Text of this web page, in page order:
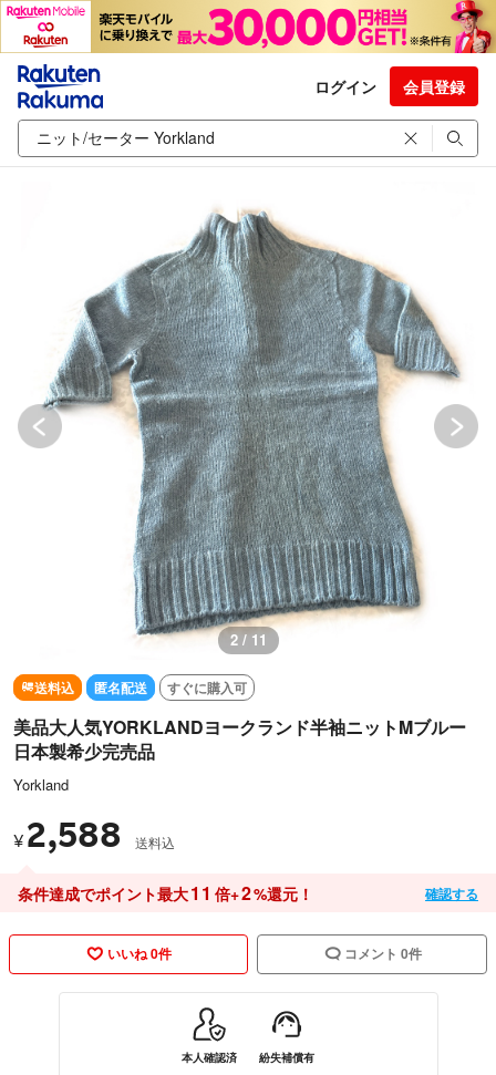
ログイン 会員登録
3 / 11
送料込 匿名配送 すぐに購入可
美品大人気YORKLANDヨークランド半袖ニットMブルー
日本製希少完売品
Yorkland
¥ 2,588 送料込
条件達成でポイント最大11 倍+2%還元！ 確認する
いいね 0件 コメント 0件
本人確認済 紛失補償有